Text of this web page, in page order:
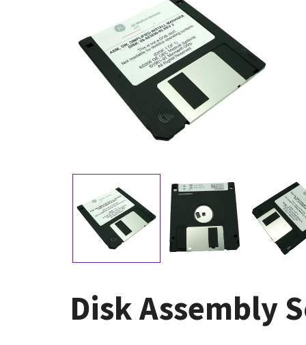
Disk Assembly